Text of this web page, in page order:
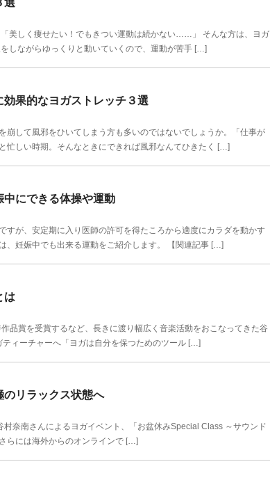
選
美しく痩せたい！でもきつい運動は続かない……」 そんな方は、ヨガ
しながらゆっくりと動いていくので、運動が苦手 […]
果的なヨガストレッチ３選
して風邪をひいてしまう方も多いのではないでしょうか。「仕事が
忙しい時期。そんなときにできれば風邪なんてひきたく […]
にできる体操や運動
が、安定期に入り医師の許可を得たころから適度にカラダを動かす
、妊娠中でも出来る運動をご紹介します。 【関連記事 […]
は
品賞を受賞するなど、長きに渡り幅広く音楽活動をおこなってきた谷
ィーチャーへ「ヨガは自分を保つためのツール […]
のリラックス状態へ
奈南さんによるヨガイベント、「お盆休みSpecial Class ～サウンド
らには海外からのオンラインで […]